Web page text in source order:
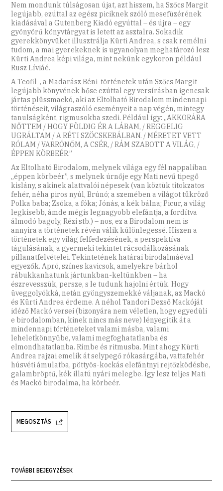
Nem mondunk túlságosan újat, azt hiszem, ha Szőcs Margit
legújabb, ezúttal az egész piciknek szóló mesefüzérének
kiadásával a Gutenberg Kiadó egyúttal – és újra – egy
gyönyörű könyvtárgyat is letett az asztalra. Sokadik
gyerekkönyvüket illusztrálja Kürti Andrea, s csak remélni
tudom, a mai gyerekeknek is ugyanolyan meghatározó lesz
Kürti Andrea képi világa, mint nekünk egykoron például
Rusz Líviáé.
A Teofil-, a Madarász Béni-történetek után Szőcs Margit
legújabb könyvének hőse ezúttal egy versírásban igencsak
jártas plüssmackó, aki az Eltolható Birodalom mindennapi
történéseit, világraszóló eseményeit a nap végén, mintegy
tanulságként, rigmusokba szedi. Például így: „AKKORÁRA
NŐTTEM / HOGY FÖLDIG ÉR A LÁBAM, / REGGELIG
UGRÁLTAM / A RÉTI SZÖCSKEBÁLBAN. / MÉRETET VETT
RÓLAM / VARRÓNŐM, A CSÉR, / RÁM SZABOTT A VILÁG, /
ÉPPEN KÖRBEÉR.”
Az Eltolható Birodalom, melynek világa egy fél nappaliban
„éppen körbeér”, s melynek úrnője egy Mati nevű tipegő
kislány, s akinek alattvalói népesek (van köztük titokzatos
fehér, néha piros nyúl, Brúnó; a szemében a világot tükröző
Polka baba; Zsóka, a fóka; Jónás, a kék bálna; Picur, a világ
legkisebb, ámde mégis legnagyobb elefántja, a fordítva
álmodó bagoly, Rézi stb.) – nos, ez a Birodalom nem is
annyira a történetek révén válik különlegessé. Hiszen a
történetek egy világ felfedezésének, a perspektíva
tágulásának, a gyermeki tekintet rácsodálkozásának
pillanatfelvételei. Tekintetének határai birodalmáéval
egyezők. Apró, színes kavicsok, amelyekre bárhol
rábukkanhatunk jártunkban-keltünkben – ha
észrevesszük, persze, s le tudunk hajolni értük. Hogy
üveggolyókká, netán gyöngyszemekké váljanak, az Mackó
és Kürti Andrea érdeme. A néhol Tandori Dezső Mackóját
idéző Mackó versei (bizonyára nem véletlen, hogy egyedüli
e birodalomban, kinek nincs más neve) lényegítik át a
mindennapi történeteket valami másba, valami
leheletkönnyűbe, valami megfoghatatlanba és
elmondhatatlanba. Rímbe és ritmusba. Mint ahogy Kürti
Andrea rajzai emelik át selypegő rókasárgába, vattafehér
húsvéti ámulatba, pöttyös-kockás elefántnyi rejtőzködésbe,
galambröptű, kék illatú nyári melegbe. Így lesz teljes Mati
és Mackó birodalma, ha körbeér.
MEGOSZTÁS
TOVÁBBI BEJEGYZÉSEK